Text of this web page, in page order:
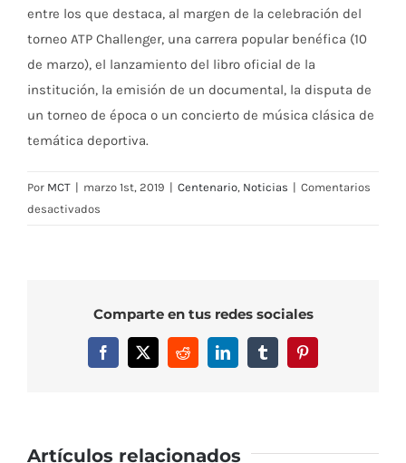
entre los que destaca, al margen de la celebración del
torneo ATP Challenger, una carrera popular benéfica (10
de marzo), el lanzamiento del libro oficial de la
institución, la emisión de un documental, la disputa de
un torneo de época o un concierto de música clásica de
temática deportiva.
Por MCT | marzo 1st, 2019 | Centenario, Noticias | Comentarios
desactivados
mejoras
del
MCT
Comparte en tus redes sociales
Facebook
X RedditLinkedInTumblrPinterest
Artículos relacionados